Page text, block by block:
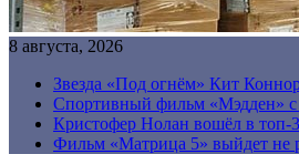
8 августа, 2026
Звезда «Под огнём» Кит
Спортивный фильм «Мэдден»
Кристофер Нолан вошёл в топ-
Фильм «Матрица 5» выйдет не